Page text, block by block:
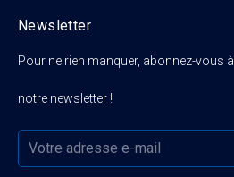
Pour ne rien manquer, abonnez-vous à
notre newsletter !
Newsletter